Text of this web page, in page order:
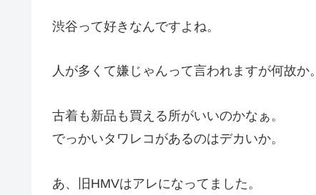
渋谷って好きなんですよね。
人が多くて嫌じゃんって言われますが何故か。
古着も新品も買える所がいいのかなぁ。
でっかいタワレコがあるのはデカいか。
あ、旧HMVはアレになってました。